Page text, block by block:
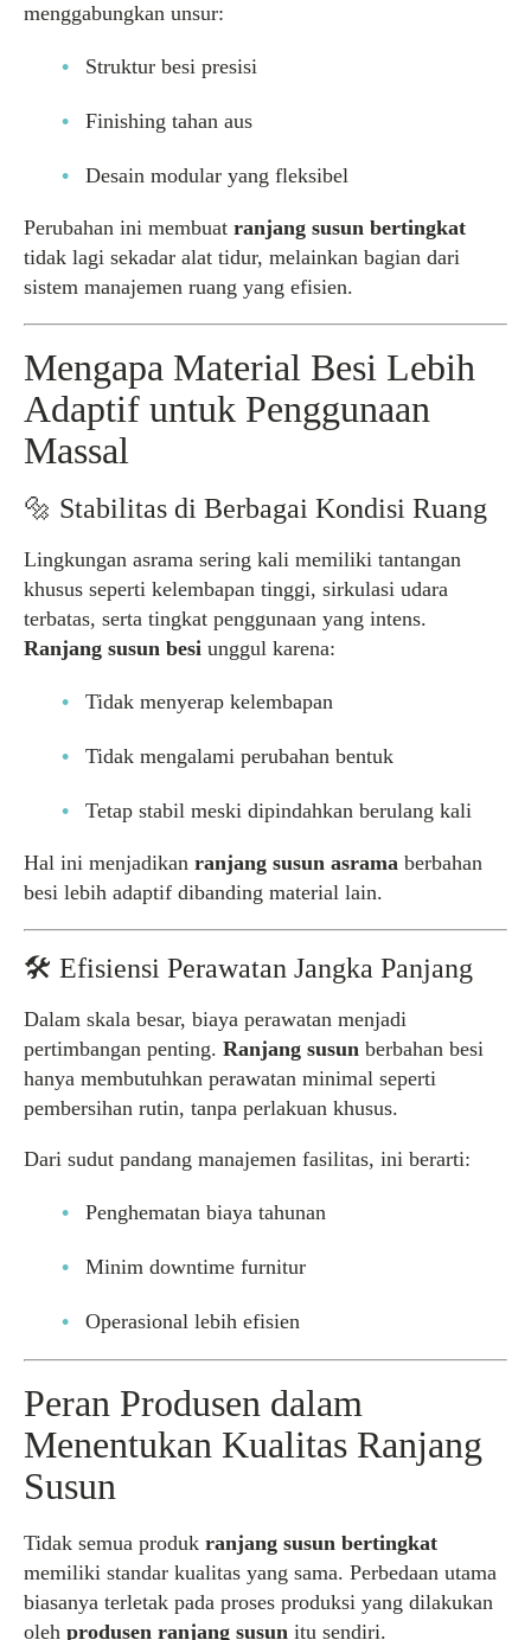
menggabungkan unsur:
Struktur besi presisi
Finishing tahan aus
Desain modular yang fleksibel
Perubahan ini membuat ranjang susun bertingkat
tidak lagi sekadar alat tidur, melainkan bagian dari
sistem manajemen ruang yang efisien.
Mengapa Material Besi Lebih
Adaptif untuk Penggunaan
Massal
🔩 Stabilitas di Berbagai Kondisi Ruang
Lingkungan asrama sering kali memiliki tantangan
khusus seperti kelembapan tinggi, sirkulasi udara
terbatas, serta tingkat penggunaan yang intens.
Ranjang susun besi unggul karena:
Tidak menyerap kelembapan
Tidak mengalami perubahan bentuk
Tetap stabil meski dipindahkan berulang kali
Hal ini menjadikan ranjang susun asrama berbahan
besi lebih adaptif dibanding material lain.
🛠️ Efisiensi Perawatan Jangka Panjang
Dalam skala besar, biaya perawatan menjadi
pertimbangan penting. Ranjang susun berbahan besi
hanya membutuhkan perawatan minimal seperti
pembersihan rutin, tanpa perlakuan khusus.
Dari sudut pandang manajemen fasilitas, ini berarti:
Penghematan biaya tahunan
Minim downtime furnitur
Operasional lebih efisien
Peran Produsen dalam
Menentukan Kualitas Ranjang
Susun
Tidak semua produk ranjang susun bertingkat
memiliki standar kualitas yang sama. Perbedaan utama
biasanya terletak pada proses produksi yang dilakukan
oleh produsen ranjang susun itu sendiri.